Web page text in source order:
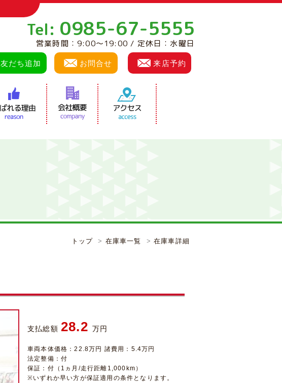
Tel: 0985-67-5555
営業時間：9:00～19:00 / 定休日：水曜日
友だち追加 お問合せ 来店予約
トップ 在庫車一覧 在庫車詳細
支払総額 28.2 万円
車両本体価格：22.8万円 諸費用：5.4万円
法定整備：付
保証：付（1ヵ月/走行距離1,000km）
※いずれか早い方が保証適用の条件となります。